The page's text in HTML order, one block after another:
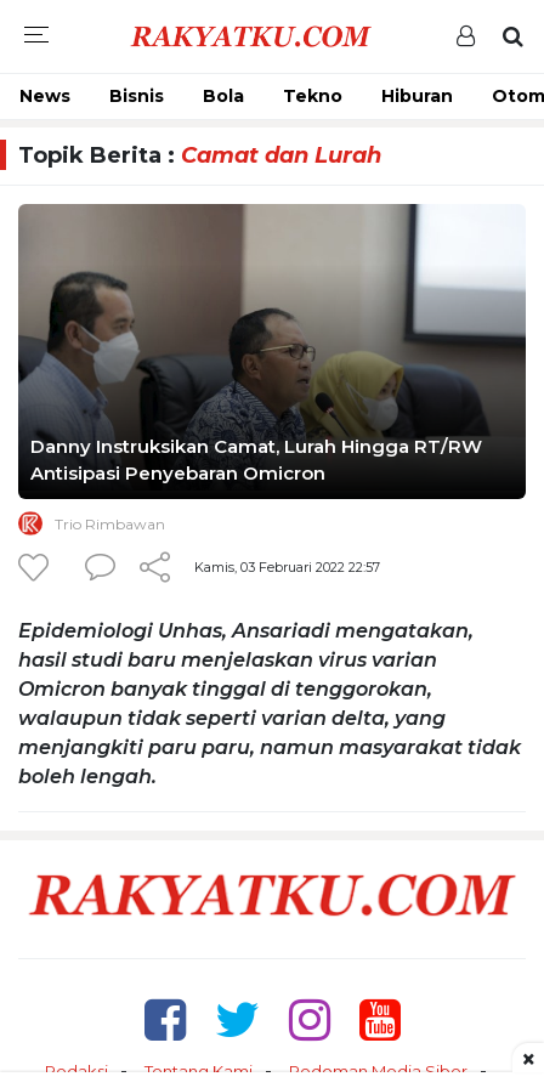
News Bisnis Bola Tekno Hiburan
Topik Berita : Camat dan Lurah
Danny Instruksikan Camat, Lurah Hingga RT/RW
Antisipasi Penyebaran Omicron
Trio Rimbawan
Kamis, 03 Februari 2022 22:57
Epidemiologi Unhas, Ansariadi mengatakan,
hasil studi baru menjelaskan virus varian
Omicron banyak tinggal di tenggorokan,
walaupun tidak seperti varian delta, yang
menjangkiti paru paru, namun masyarakat tidak
boleh lengah.
Redaksi Tentang Kami Pedoman Media Siber ×